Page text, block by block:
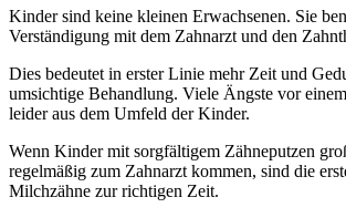
Kinder sind keine kleinen Erwachsenen. Sie
Verständigung mit dem Zahnarzt und den
Dies bedeutet in erster Linie mehr Zeit und
umsichtige Behandlung. Viele Ängste vor
leider aus dem Umfeld der Kinder.
Wenn Kinder mit sorgfältigem Zähneputzen
regelmäßig zum Zahnarzt kommen, sind die
Milchzähne zur richtigen Zeit.